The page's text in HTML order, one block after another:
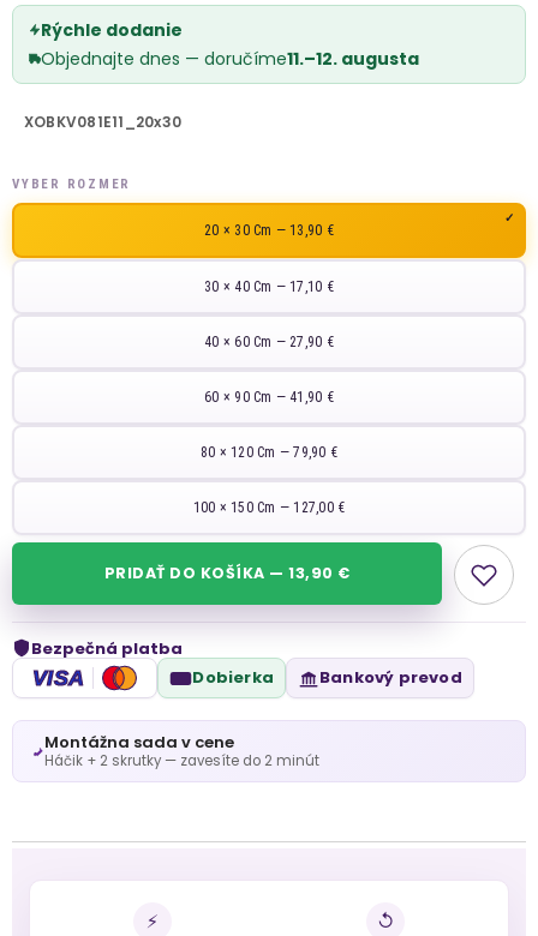
Rýchle dodanie
Objednajte dnes — doručíme11.–12. augusta
XOBKV081E11_20x30
VYBER ROZMER
20 × 30 Cm — 13,90 €
30 × 40 Cm — 17,10 €
40 × 60 Cm — 27,90 €
60 × 90 Cm — 41,90 €
80 × 120 Cm — 79,90 €
100 × 150 Cm — 127,00 €
PRIDAŤ DO KOŠÍKA — 13,90 €
Bezpečná platba
VISA Dobierka Bankový prevod
Montážna sada v cene
Háčik + 2 skrutky — zavesíte do 2 minút
⚡ ↺